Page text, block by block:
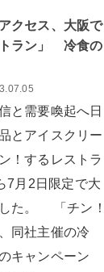
クセス、大阪で
ラン」 冷食の
と需要喚起へ日
とアイスクリー
！するレストラ
7月2日限定で大
た。 「チン！
同社主催の冷
キャンペーン